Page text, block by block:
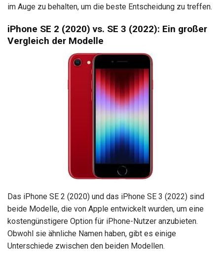
im Auge zu behalten, um die beste Entscheidung zu treffen.
iPhone SE 2 (2020) vs. SE 3 (2022): Ein großer
Vergleich der Modelle
Das iPhone SE 2 (2020) und das iPhone SE 3 (2022) sind
beide Modelle, die von Apple entwickelt wurden, um eine
kostengünstigere Option für iPhone-Nutzer anzubieten.
Obwohl sie ähnliche Namen haben, gibt es einige
Unterschiede zwischen den beiden Modellen.